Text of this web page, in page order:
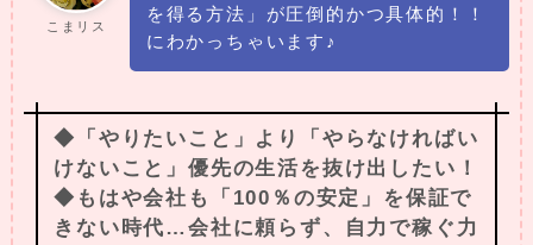
こまリス
を得る方法」が圧倒的かつ具体的！！
にわかっちゃいます♪
◆「やりたいこと」より「やらなければい
けないこと」優先の生活を抜け出したい！
◆もはや会社も「100％の安定」を保証で
きない時代…会社に頼らず、自力で稼ぐ力